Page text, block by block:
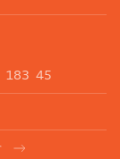
183 45